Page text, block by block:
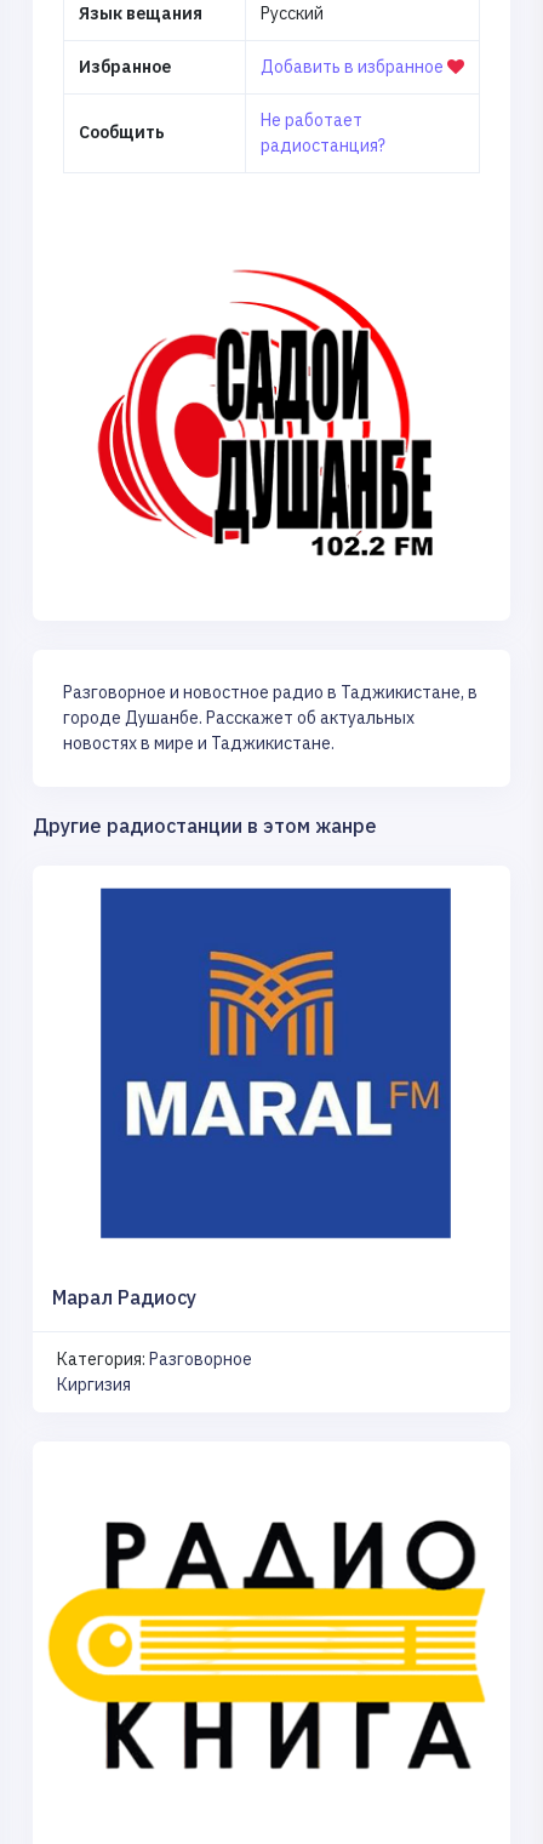
Язык вещания Русский
Избранное Добавить в избранное
Сообщить
Не работает
радиостанция?
Разговорное и новостное радио в Таджикистане, в
городе Душанбе. Расскажет об актуальных
новостях в мире и Таджикистане.
Другие радиостанции в этом жанре
Марал Радиосу
Категория: Разговорное
Киргизия